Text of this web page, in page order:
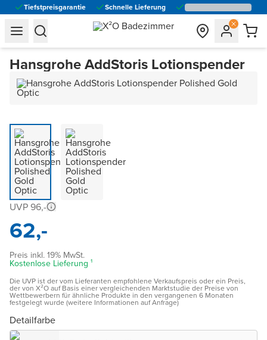
Tiefstpreisgarantie Schnelle Lieferung
general.navigation.toggle_menu.label
general.navigation.toggle_menu.label
Hansgrohe AddStoris Lotionspender
UVP 96,-
62,-
Preis inkl. 19% MwSt.
Kostenlose Lieferung ¹
Die UVP ist der vom Lieferanten empfohlene Verkaufspreis oder ein Preis,
der von X²O auf Basis einer vergleichenden Marktstudie der Preise von
Wettbewerbern für ähnliche Produkte in den vergangenen 6 Monaten
festgelegt wurde (weitere Informationen auf Anfrage)
Detailfarbe